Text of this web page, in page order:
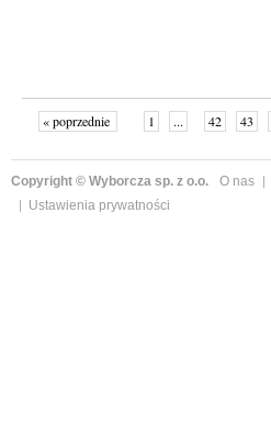
« poprzednie 1 ... 42 43
Copyright © Wyborcza sp. z o.o. O nas
Ustawienia prywatności